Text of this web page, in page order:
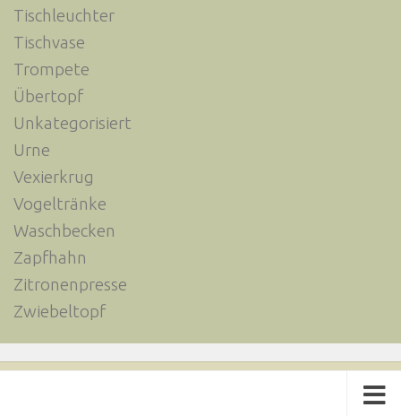
Tischleuchter
Tischvase
Trompete
Übertopf
Unkategorisiert
Urne
Vexierkrug
Vogeltränke
Waschbecken
Zapfhahn
Zitronenpresse
Zwiebeltopf